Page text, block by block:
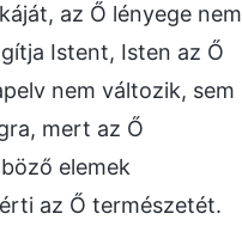
az Ő lényege nem
Istent, Isten az Ő
nem változik, sem
mert az Ő
elemek
az Ő természetét.